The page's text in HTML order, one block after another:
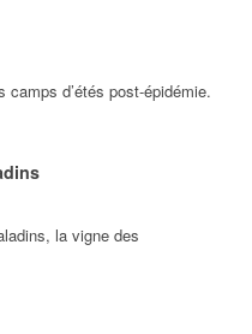
camps d’étés post-épidémie.
la vigne des